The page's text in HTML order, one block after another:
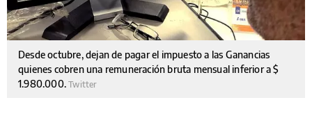
Desde octubre, dejan de pagar el impuesto a las Ganancias
quienes cobren una remuneración bruta mensual inferior a $
1.980.000.Twitter